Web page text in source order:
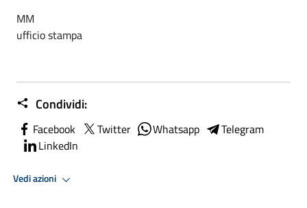
MM
ufficio stampa
Condividi:
Facebook Twitter Whatsapp
Telegram
LinkedIn
Vedi azioni